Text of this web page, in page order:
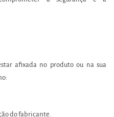
afixada no produto ou na sua
do fabricante.